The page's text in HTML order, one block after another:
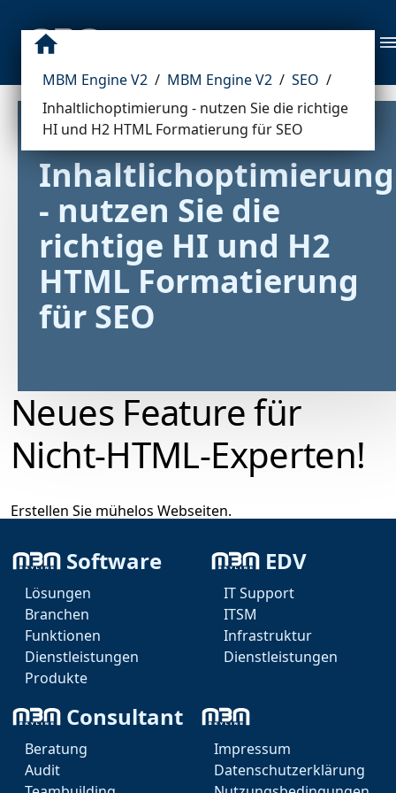
MBM Engine V2 / MBM Engine V2 / SEO /
Inhaltlichoptimierung - nutzen Sie die richtige
HI und H2 HTML Formatierung für SEO
Inhaltlichoptimierung
- nutzen Sie die
richtige HI und H2
HTML Formatierung
für SEO
Neues Feature für
Nicht-HTML-Experten!
Erstellen Sie mühelos Webseiten.
Sparen Sie Zeit und Ressourcen.
Software
Lösungen
Branchen
Funktionen
Dienstleistungen
Produkte
EDV
IT Support
ITSM
Infrastruktur
Dienstleistungen
Consultant
Beratung
Audit
Impressum
Datenschutzerklärung